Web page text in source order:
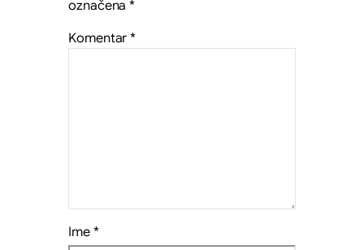
označena*
Komentar*
Ime *